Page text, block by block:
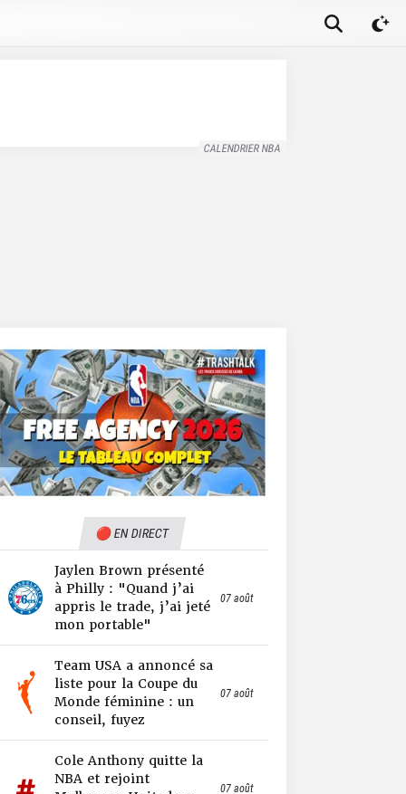
CALENDRIER NBA
🔴 EN DIRECT
Jaylen Brown présenté
à Philly : "Quand j’ai
appris le trade, j’ai jeté
mon portable"
07 août
Team USA a annoncé sa
liste pour la Coupe du
Monde féminine : un
conseil, fuyez
07 août
Cole Anthony quitte la
NBA et rejoint
07 août